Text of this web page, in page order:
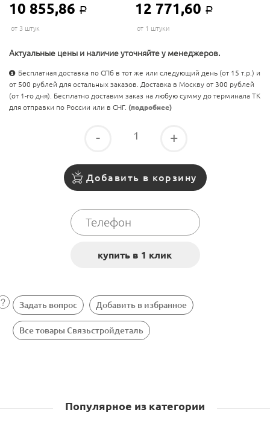
10 855,86 Р 12 771,60 Р
от 3 штук от 1 штуки
Актуальные цены и наличие уточняйте у менеджеров.
Бесплатная доставка по СПб в тот же или следующий день (от 15 т.р.) и
от 500 рублей для остальных заказов. Доставка в Москву от 300 рублей
(от 1-го дня). Бесплатно доставим заказ на любую сумму до терминала ТК
для отправки по России или в СНГ. (подробнее)
- +
Добавить в корзину
Задать вопрос Добавить в избранное
Все товары Связьстройдеталь
Популярное из категории